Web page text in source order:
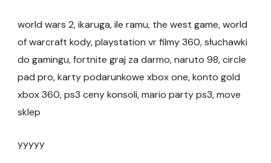
world wars 2, ikaruga, ile ramu, the west game, world
of warcraft kody, playstation vr filmy 360, słuchawki
do gamingu, fortnite graj za darmo, naruto 98, circle
pad pro, karty podarunkowe xbox one, konto gold
xbox 360, ps3 ceny konsoli, mario party ps3, move
sklep
yyyyy